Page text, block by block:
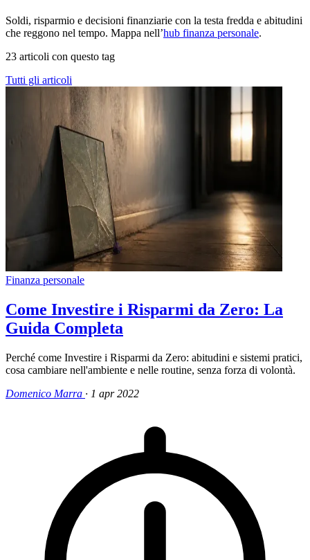
Soldi, risparmio e decisioni finanziarie con la testa fredda e abitudini
che reggono nel tempo. Mappa nell’hub finanza personale.
23 articoli con questo tag
Tutti gli articoli
Finanza personale
Come Investire i Risparmi da Zero: La
Guida Completa
Perché come Investire i Risparmi da Zero: abitudini e sistemi pratici,
cosa cambiare nell'ambiente e nelle routine, senza forza di volontà.
Domenico Marra · 1 apr 2022